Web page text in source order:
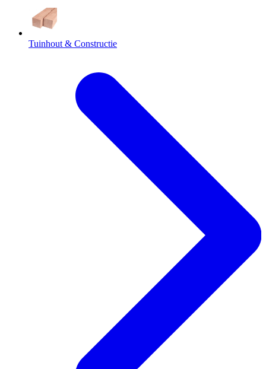
Tuinhout & Constructie